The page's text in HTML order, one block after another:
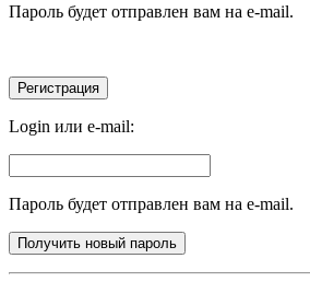
Пароль будет отправлен вам на e-mail.
Login или e-mail:
Пароль будет отправлен вам на e-mail.